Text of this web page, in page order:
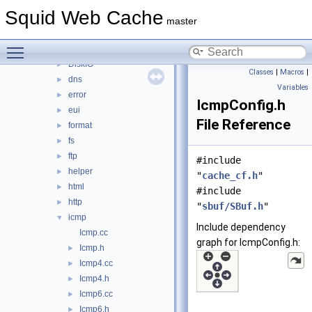
Squid Web Cache master
► clients
► DiskIO
► dns
► error
► eui
► format
► fs
► ftp
► helper
► html
► http
▼
icmp
Icmp.cc
► Icmp.h
► Icmp4.cc
► Icmp4.h
► Icmp6.cc
► Icmp6.h
Classes | Macros |
Variables
IcmpConfig.h
File Reference
#include
"cache_cf.h"
#include
"sbuf/SBuf.h"
Include dependency
graph for IcmpConfig.h: